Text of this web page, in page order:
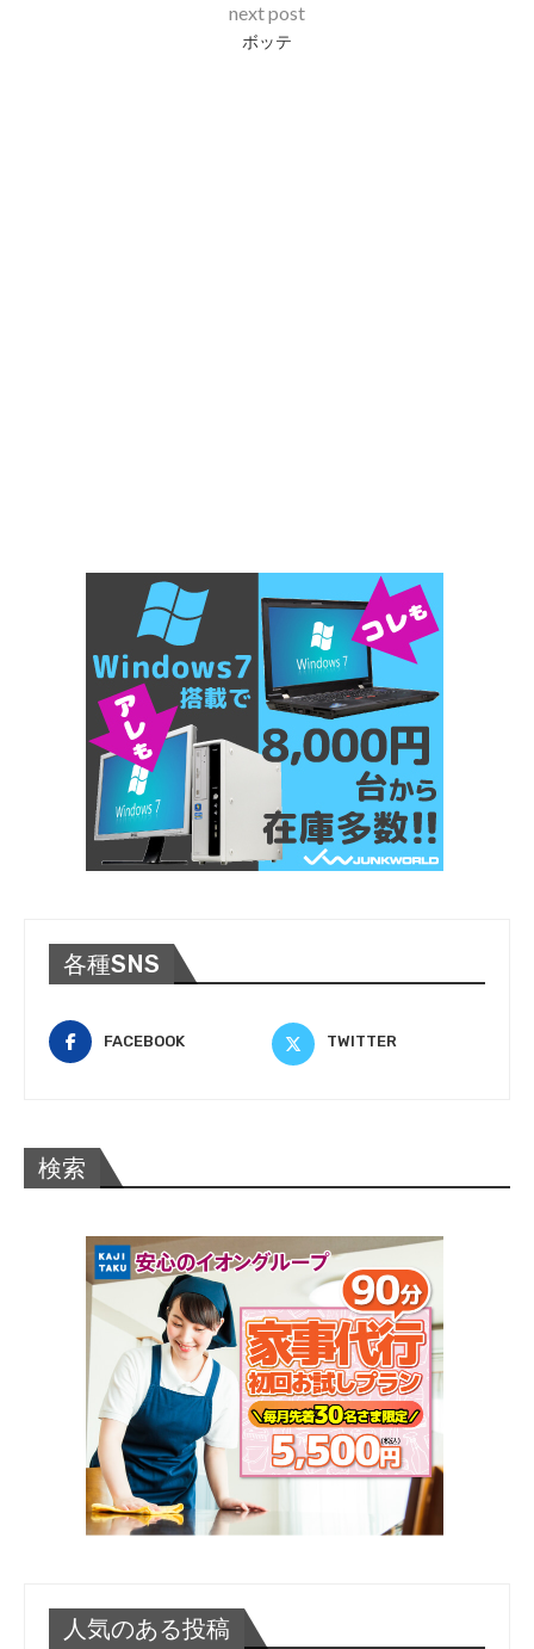
next post
ボッテ
各種SNS
FACEBOOK TWITTER
検索
人気のある投稿